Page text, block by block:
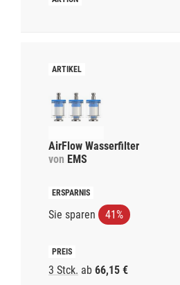
AirFlow Wasserfilter
von EMS
Sie sparen 41%
3 Stck. ab 66,15 €